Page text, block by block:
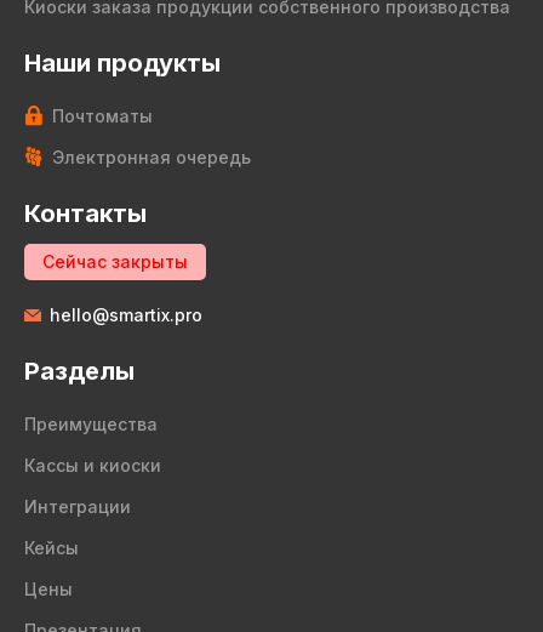
Киоски заказа продукции собственного производства
Наши продукты
Почтоматы
Электронная очередь
Контакты
Сейчас закрыты
hello@smartix.pro
Разделы
Преимущества
Кассы и киоски
Интеграции
Кейсы
Цены